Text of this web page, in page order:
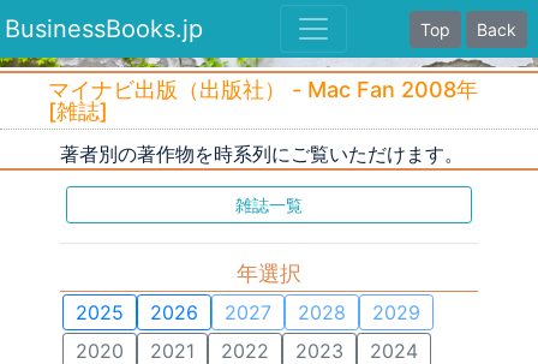
BusinessBooks.jp Top Back
マイナビ出版（出版社） - Mac Fan 2008年
[雑誌]
著者別の著作物を時系列にご覧いただけます。
雑誌一覧
年選択
2025 2026 2027 2028
2029
2020
2021 2022 2023
2024